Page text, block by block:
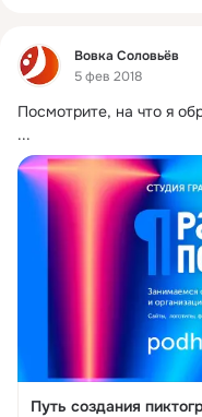
Фид
Вовка Соловьёв
5 фев 2018
Посмотрите, на что я
...
Путь создания